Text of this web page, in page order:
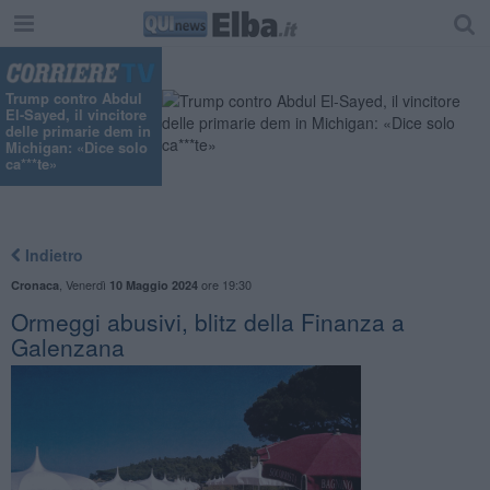
Trump contro Abdul
El-Sayed, il vincitore
delle primarie dem in
Michigan: «Dice solo
ca***te»
Indietro
Cronaca Venerdì 10 Maggio 2024ore 19:30
Ormeggi abusivi, blitz della Finanza a
Galenzana